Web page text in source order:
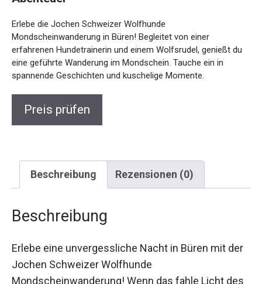
Erlebe die Jochen Schweizer Wolfhunde
Mondscheinwanderung in Büren! Begleitet von einer
erfahrenen Hundetrainerin und einem Wolfsrudel, genießt
du eine geführte Wanderung im Mondschein. Tauche ein in
spannende Geschichten und kuschelige Momente.
Preis prüfen
Beschreibung Rezensionen (0)
Beschreibung
Erlebe eine unvergessliche Nacht in Büren mit
der Jochen Schweizer Wolfhunde
Mondscheinwanderung! Wenn das fahle Licht